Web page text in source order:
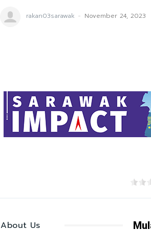
rakan03sarawak - November 24, 2023
About Us